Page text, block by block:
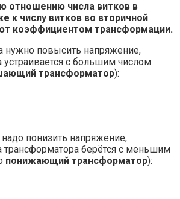
отношению числа витков в
к числу витков во вторичной
коэффициентом трансформации.
нужно повысить напряжение,
устраивается с большим числом
трансформатор):
понизить напряжение,
трансформатора берётся с меньшим
понижающий трансформатор):